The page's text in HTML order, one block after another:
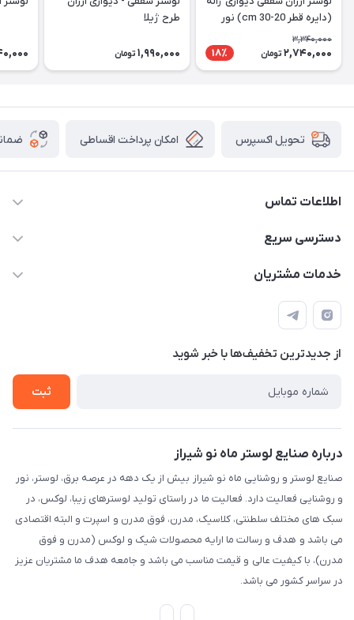
(دایره قطر 20-30 cm) نور
دوبل
3,340,000
2,740,000 تومان 18٪
طرح ژیلا
1,990,000 تومان
تحویل اکسپرس امکان پرداخت اقساطی
اطلاعات تماس
09171115348
طبقه همکف واحد 131
دسترسی سریع
مجله فروشگاه
درباره ما
تماس با ما
خدمات مشتریان
قوانین و مقررات
حریم خصوصی
راهنما
از جدید‌ترین تخفیف‌ها با‌ خبر شوید
ثبت
درباره صنایع لوستر ماه نو شیراز
صنایع لوستر و روشنایی ماه نو شیراز بیش از یک دهه در عرصه برق، لوستر، نور
و روشنایی فعالیت دارد. فعالیت ما در راستای تولید لوسترهای زیبا، لوکس، در
سبک های مختلف سلطنتی، کلاسیک، مدرن، فوق مدرن و اسپرت و البته اقتصادی
می باشد و هدف و رسالت ما ارایه محصولات شیک و لوکس (مدرن و فوق
مدرن)، با کیفیت عالی و قیمت مناسب می باشد و جامعه هدف ما مشتریان عزیز
در سراسر کشور می باشد.